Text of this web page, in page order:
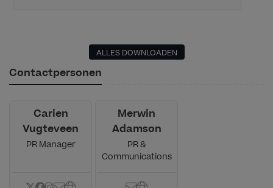
ALLES DOWNLOADEN
Contactpersonen
Carien
Vugteveen
PR Manager
Merwin
Adamson
PR &
Communications